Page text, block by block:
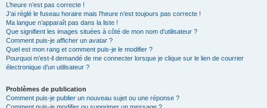
L’heure n’est pas correcte !
J’ai réglé le fuseau horaire mais l’heure n’est toujours pas correcte !
Ma langue n’apparaît pas dans la liste !
Que signifient les images situées à côté de mon nom d’utilisateur ?
Comment puis-je afficher un avatar ?
Quel est mon rang et comment puis-je le modifier ?
Pourquoi m’est-il demandé de me connecter lorsque je clique sur le lien de courrier
électronique d’un utilisateur ?
Problèmes de publication
Comment puis-je publier un nouveau sujet ou une réponse ?